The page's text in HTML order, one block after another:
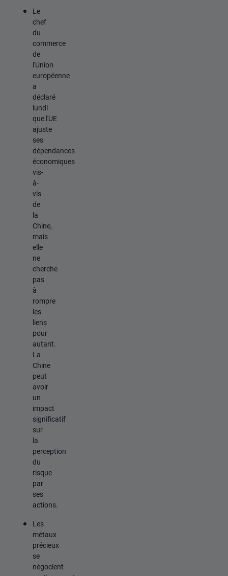
Le
chef
du
commerce
de
l'Union
européenne
a
déclaré
lundi
que l'UE
ajuste
ses
dépendances
économiques
vis-
à-
vis
de
la
Chine,
mais
elle
ne
cherche
pas
à
rompre
les
liens
pour
autant.
La
Chine
peut
avoir
un
impact
significatif
sur
la
perception
du
risque
par
ses
actions.
Les
métaux
précieux
se
négocient